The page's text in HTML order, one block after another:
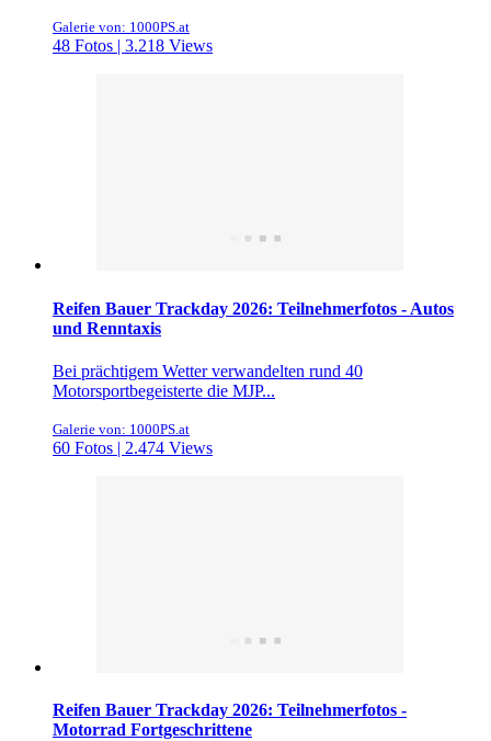
Galerie von: 1000PS.at
48 Fotos | 3.218 Views
Reifen Bauer Trackday 2026: Teilnehmerfotos - Autos
und Renntaxis
Bei prächtigem Wetter verwandelten rund 40
Motorsportbegeisterte die MJP...
Galerie von: 1000PS.at
60 Fotos | 2.474 Views
Reifen Bauer Trackday 2026: Teilnehmerfotos -
Motorrad Fortgeschrittene